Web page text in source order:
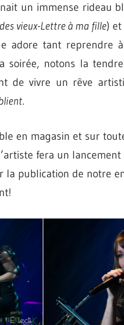
un immense rideau
vieux-Lettre à ma fille) et
adore tant reprendre
soirée, notons la
de vivre un rêve
.
en magasin et sur
fera un
la publication de notre